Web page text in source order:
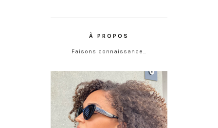
À PROPOS
Faisons connaissance…